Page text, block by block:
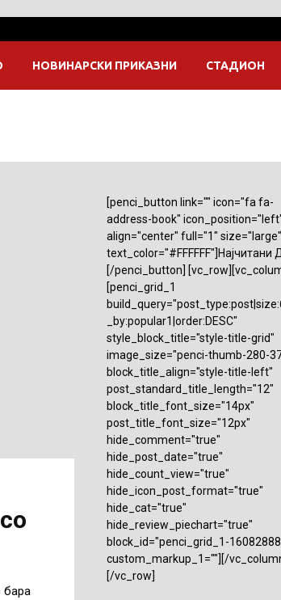
НОВИНАРСКИ ПРИКАЗНИ СТАДИОН
бара
[penci_button link="" icon="fa fa-
address-book"
align="center" full="1" size="large"
text_color="#FFFFFF"]Најчитани
[/penci_button]
[penci_grid_1
_by:popular1|order:DESC"
style_block_title="style-title-grid"
image_size="penci-thumb-280-
block_title_align="style-title-left"
post_standard_title_length="12"
block_title_font_size="14px"
post_title_font_size="12px"
hide_comment="true"
hide_post_date="true"
hide_count_view="true"
hide_icon_post_format="true"
hide_cat="true"
hide_review_piechart="true"
block_id="penci_grid_1-
custom_markup_1=""][/
[/vc_row]